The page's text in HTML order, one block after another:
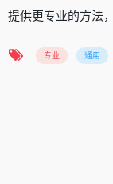
提供更专业的方法
专业 通用